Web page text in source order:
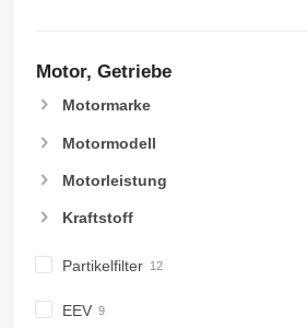
Motor, Getriebe
Motormarke
Motormodell
Motorleistung
Kraftstoff
Partikelfilter
EEV